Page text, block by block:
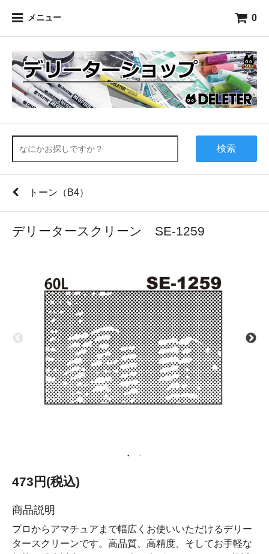
メニュー 0
検索
トーン（B4）
デリータースクリーン SE-1259
473円(税込)
商品説明
プロからアマチュアまで幅広くお使いいただけるデリー
タースクリーンです。高品質、高精度、そしてお手軽な